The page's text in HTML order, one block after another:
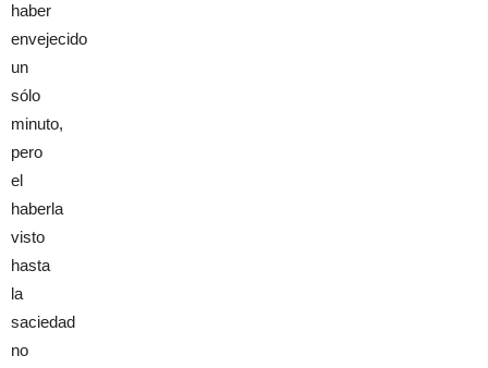
haber
envejecido
un
sólo
minuto,
pero
el
haberla
visto
hasta
la
saciedad
no